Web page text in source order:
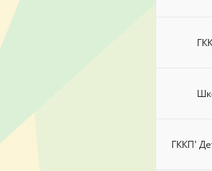
ГККП'